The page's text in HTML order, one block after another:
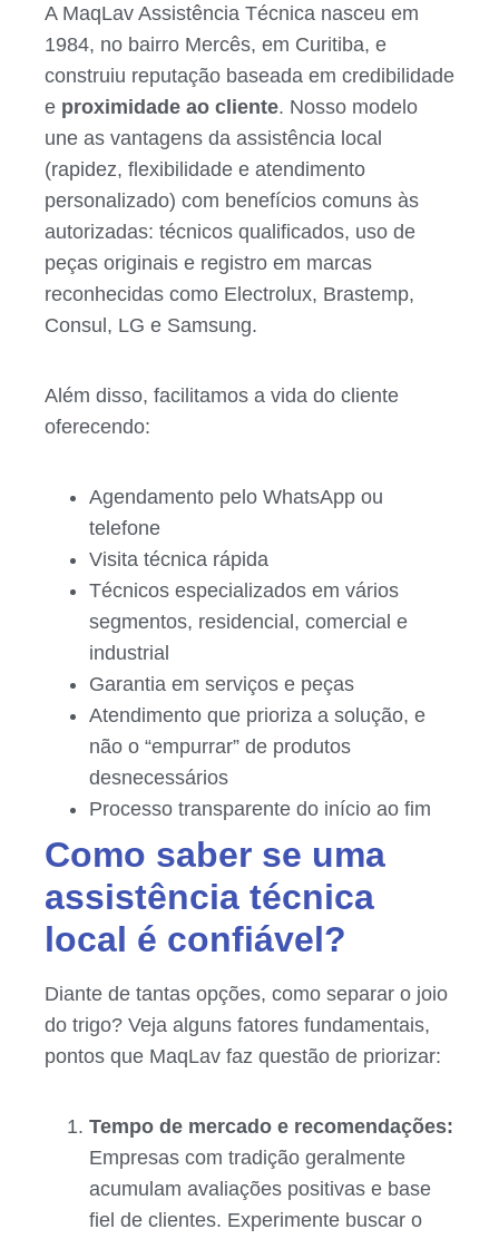
A MaqLav Assistência Técnica nasceu em
1984, no bairro Mercês, em Curitiba, e
construiu reputação baseada em credibilidade
e proximidade ao cliente. Nosso modelo
une as vantagens da assistência local
(rapidez, flexibilidade e atendimento
personalizado) com benefícios comuns às
autorizadas: técnicos qualificados, uso de
peças originais e registro em marcas
reconhecidas como Electrolux, Brastemp,
Consul, LG e Samsung.
Além disso, facilitamos a vida do cliente
oferecendo:
Agendamento pelo WhatsApp ou
telefone
Visita técnica rápida
Técnicos especializados em vários
segmentos, residencial, comercial e
industrial
Garantia em serviços e peças
Atendimento que prioriza a solução, e
não o “empurrar” de produtos
desnecessários
Processo transparente do início ao fim
Como saber se uma
assistência técnica
local é confiável?
Diante de tantas opções, como separar o joio
do trigo? Veja alguns fatores fundamentais,
pontos que MaqLav faz questão de priorizar:
Tempo de mercado e recomendações:
Empresas com tradição geralmente
acumulam avaliações positivas e base
fiel de clientes. Experimente buscar o